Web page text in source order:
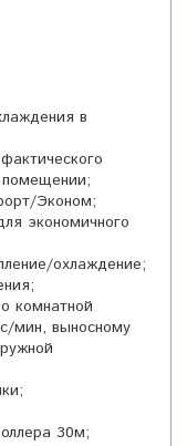
в
помещении;
Эконом;
экономичного
охлаждение;
комнатной
мин, выносному
30м;